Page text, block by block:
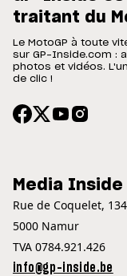
traitant du
Le MotoGP à toute
sur GP-Inside.com :
photos et vidéos.
de clic !
Media Inside
Rue de Coquelet, 134
5000 Namur
TVA 0784.921.426
info@gp-inside.be